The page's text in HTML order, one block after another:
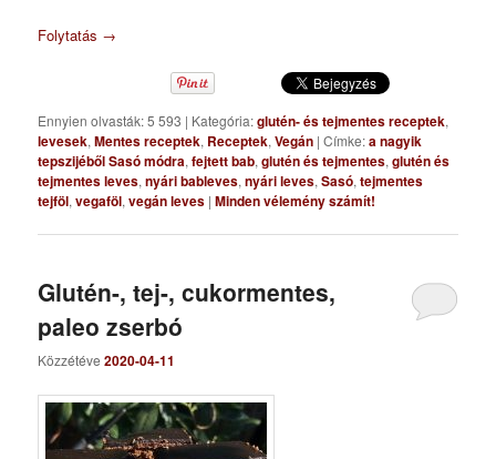
Folytatás →
Ennyien olvasták: 5 593 | Kategória:glutén- és tejmentes receptek,
levesek,Mentes receptek, Receptek,Vegán |Címke:a nagyik
tepszijéből Sasó módra,fejtett bab,glutén és tejmentes,glutén és
tejmentes leves,nyári bableves,nyári leves,Sasó,tejmentes
tejföl,vegaföl,vegán leves |Minden vélemény számít!
Glutén-, tej-, cukormentes,
paleo zserbó
Közzétéve2020-04-11